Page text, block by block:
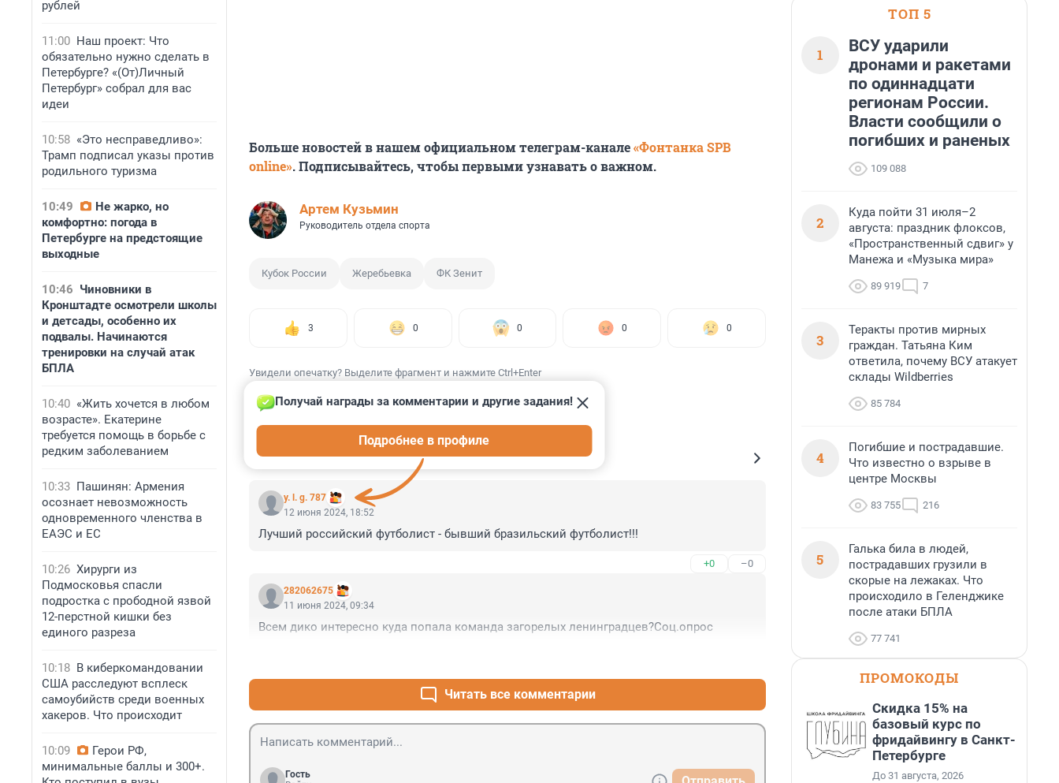
рублей
11:00 Наш проект: Что
обязательно нужно сделать в
Петербурге? «(От)Личный
Петербург» собрал для вас
идеи
10:58 «Это несправедливо»:
Трамп подписал указы против
родильного туризма
10:49
Не жарко, но
комфортно: погода в
Петербурге на предстоящие
выходные
10:46 Чиновники в
Кронштадте осмотрели школы
и детсады, особенно их
подвалы. Начинаются
тренировки на случай атак
БПЛА
10:40 «Жить хочется в любом
возрасте». Екатерине
требуется помощь в борьбе с
редким заболеванием
10:33 Пашинян: Армения
осознает невозможность
одновременного членства в
ЕАЭС и ЕС
10:26 Хирурги из
Подмосковья спасли
подростка с прободной язвой
12-перстной кишки без
единого разреза
10:18 В киберкомандовании
США расследуют всплеск
самоубийств среди военных
хакеров. Что происходит
10:09
Герои РФ,
минимальные баллы и 300+.
Больше новостей в нашем официальном телеграм-канале«Фонтанка SPB
online». Подписывайтесь, чтобы первыми узнавать о важном.
Артем Кузьмин
Руководитель отдела спорта
Кубок России Жеребьевка ФК Зенит
3 0 0 0 0
Увидели опечатку? Выделите фрагмент и нажмите Ctrl+Enter
КОММЕНТАРИИ 3
y. l. g. 787
Получай награды за комментарии и другие задания!
Подробнее в профиле
12 июня 2024, 18:52
Лучший российский футболист - бывший бразильский футболист!!!
+0 –0
282062675
11 июня 2024, 09:34
Всем дико интересно куда попала команда загорелых ленинградцев?Соц.опрос
Читать все комментарии
Гость
ТОП 5
1
ВСУ ударили
дронами и ракетами
по одиннадцати
регионам России.
Власти сообщили о
погибших и раненых
109 088
2
Куда пойти 31 июля–2
августа: праздник флоксов,
«Пространственный сдвиг» у
Манежа и «Музыка мира»
89 919 7
3
Теракты против мирных
граждан. Татьяна Ким
ответила, почему ВСУ атакует
склады Wildberries
85 784
4
Погибшие и пострадавшие.
Что известно о взрыве в
центре Москвы
83 755 216
5
Галька била в людей,
пострадавших грузили в
скорые на лежаках. Что
происходило в Геленджике
после атаки БПЛА
77 741
ПРОМОКОДЫ
Скидка 15% на
базовый курс по
фридайвингу в Санкт-
Петербурге
До 31 августа, 2026